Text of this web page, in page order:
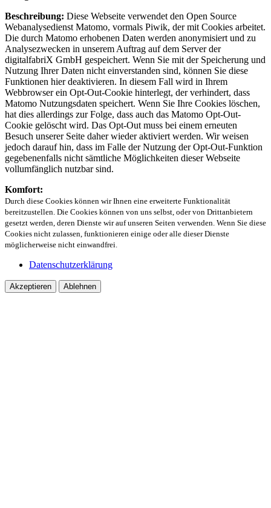
Beschreibung: Diese Webseite verwendet den Open Source
Webanalysedienst Matomo, vormals Piwik, der mit Cookies arbeitet.
Die durch Matomo erhobenen Daten werden anonymisiert und zu
Analysezwecken in unserem Auftrag auf dem Server der
digitalfabriX GmbH gespeichert. Wenn Sie mit der Speicherung und
Nutzung Ihrer Daten nicht einverstanden sind, können Sie diese
Funktionen hier deaktivieren. In diesem Fall wird in Ihrem
Webbrowser ein Opt-Out-Cookie hinterlegt, der verhindert, dass
Matomo Nutzungsdaten speichert. Wenn Sie Ihre Cookies löschen,
hat dies allerdings zur Folge, dass auch das Matomo Opt-Out-
Cookie gelöscht wird. Das Opt-Out muss bei einem erneuten
Besuch unserer Seite daher wieder aktiviert werden. Wir weisen
jedoch darauf hin, dass im Falle der Nutzung der Opt-Out-Funktion
gegebenenfalls nicht sämtliche Möglichkeiten dieser Webseite
vollumfänglich nutzbar sind.
Komfort:
Durch diese Cookies können wir Ihnen eine erweiterte Funktionalität
bereitzustellen. Die Cookies können von uns selbst, oder von Drittanbietern
gesetzt werden, deren Dienste wir auf unseren Seiten verwenden. Wenn Sie diese
Cookies nicht zulassen, funktionieren einige oder alle dieser Dienste
möglicherweise nicht einwandfrei.
Datenschutzerklärung
Akzeptieren Ablehnen